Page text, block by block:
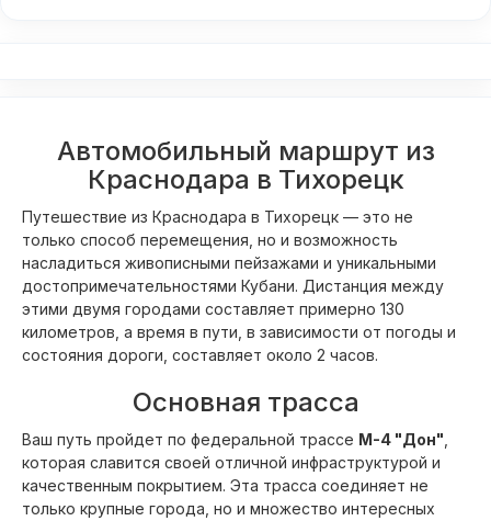
Автомобильный маршрут из
Краснодара в Тихорецк
Путешествие из Краснодара в Тихорецк — это не
только способ перемещения, но и возможность
насладиться живописными пейзажами и уникальными
достопримечательностями Кубани. Дистанция между
этими двумя городами составляет примерно 130
километров, а время в пути, в зависимости от погоды и
состояния дороги, составляет около 2 часов.
Основная трасса
Ваш путь пройдет по федеральной трассе М-4 "Дон"
которая славится своей отличной инфраструктурой и
качественным покрытием. Эта трасса соединяет не
только крупные города, но и множество интересных